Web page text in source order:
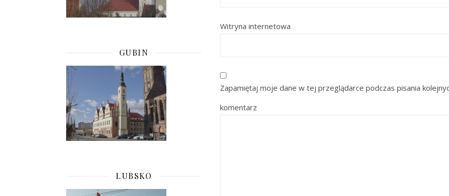
GUBIN
LUBSKO
Witryna internetowa
Zapamiętaj moje dane w tej przeglądarce podczas pisania
komentarz